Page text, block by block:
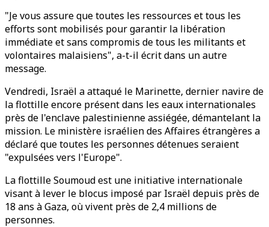
"Je vous assure que toutes les ressources et tous les
efforts sont mobilisés pour garantir la libération
immédiate et sans compromis de tous les militants et
volontaires malaisiens", a-t-il écrit dans un autre
message.
Vendredi, Israël a attaqué le Marinette, dernier navire de
la flottille encore présent dans les eaux internationales
près de l'enclave palestinienne assiégée, démantelant la
mission. Le ministère israélien des Affaires étrangères a
déclaré que toutes les personnes détenues seraient
"expulsées vers l'Europe".
La flottille Soumoud est une initiative internationale
visant à lever le blocus imposé par Israël depuis près de
18 ans à Gaza, où vivent près de 2,4 millions de
personnes.